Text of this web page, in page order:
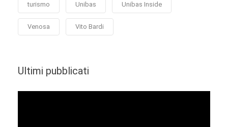
turismo Unibas Unibas Inside
Venosa Vito Bardi
Ultimi pubblicati